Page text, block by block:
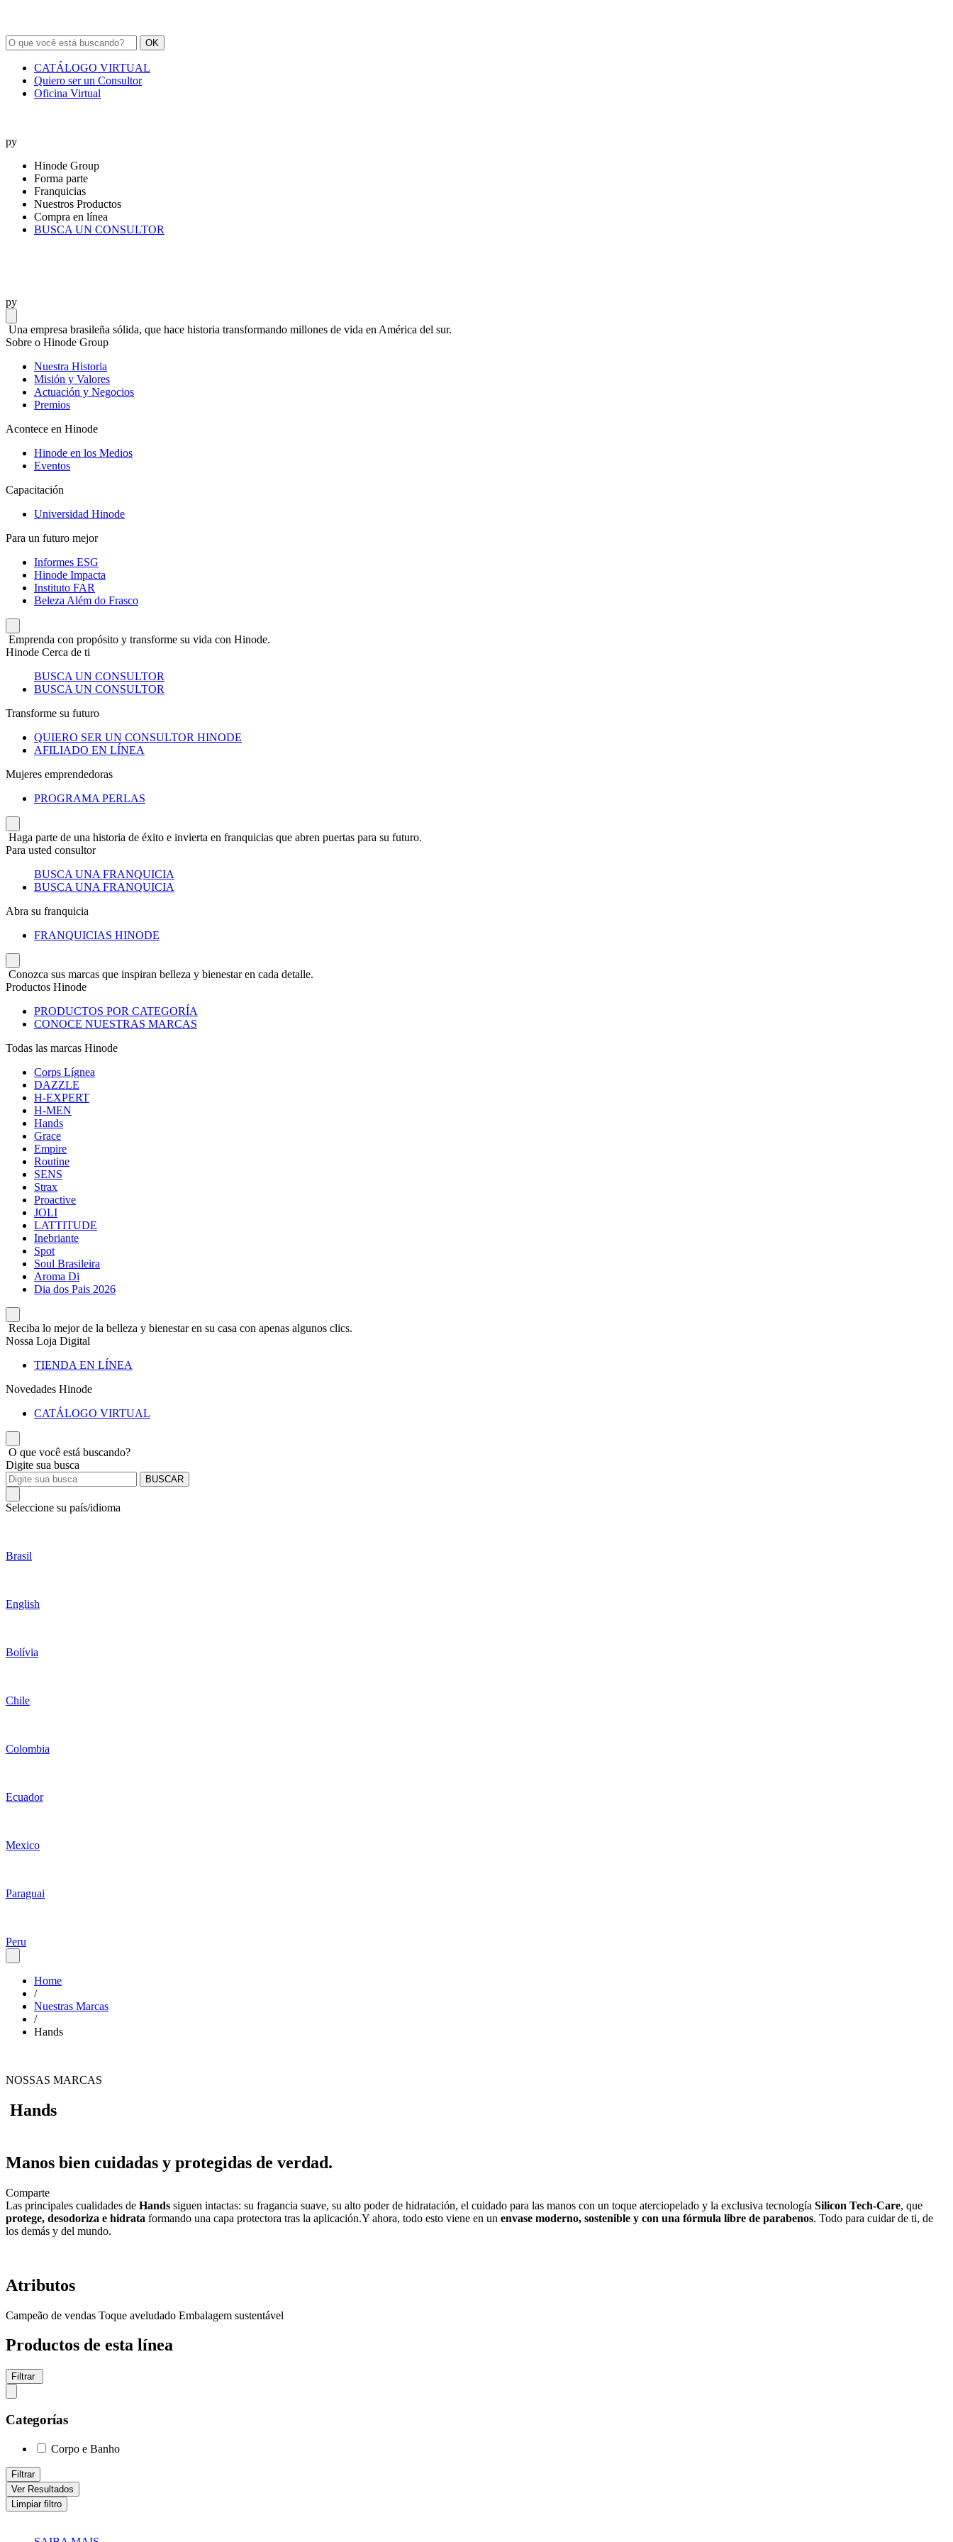
OK
CATÁLOGO VIRTUAL
Quiero ser un Consultor
Oficina Virtual
py
Hinode Group
Forma parte
Franquicias
Nuestros Productos
Compra en línea
BUSCA UN CONSULTOR
py
Una empresa brasileña sólida, que hace historia transformando millones de vida en América del sur.
Sobre o Hinode Group
Nuestra Historia
Misión y Valores
Actuación y Negocios
Premios
Acontece en Hinode
Hinode en los Medios
Eventos
Capacitación
Universidad Hinode
Para un futuro mejor
Informes ESG
Hinode Impacta
Instituto FAR
Beleza Além do Frasco
Emprenda con propósito y transforme su vida con Hinode.
Hinode Cerca de ti
BUSCA UN CONSULTOR
BUSCA UN CONSULTOR
Transforme su futuro
QUIERO SER UN CONSULTOR HINODE
AFILIADO EN LÍNEA
Mujeres emprendedoras
PROGRAMA PERLAS
Haga parte de una historia de éxito e invierta en franquicias que abren puertas para su futuro.
Para usted consultor
BUSCA UNA FRANQUICIA
BUSCA UNA FRANQUICIA
Abra su franquicia
FRANQUICIAS HINODE
Conozca sus marcas que inspiran belleza y bienestar en cada detalle.
Productos Hinode
PRODUCTOS POR CATEGORÍA
CONOCE NUESTRAS MARCAS
Todas las marcas Hinode
Corps Lígnea
DAZZLE
H-EXPERT
H-MEN
Hands
Grace
Empire
Routine
SENS
Strax
Proactive
JOLI
LATTITUDE
Inebriante
Spot
Soul Brasileira
Aroma Di
Dia dos Pais 2026
Reciba lo mejor de la belleza y bienestar en su casa con apenas algunos clics.
Nossa Loja Digital
TIENDA EN LÍNEA
Novedades Hinode
CATÁLOGO VIRTUAL
O que você está buscando?
Digite sua busca
BUSCAR
Seleccione su país/idioma
Brasil
English
Bolívia
Chile
Colombia
Ecuador
Mexico
Paraguai
Peru
Home
/
Nuestras Marcas
/
Hands
NOSSAS MARCAS
Hands
Manos bien cuidadas y protegidas de verdad.
Comparte
Las principales cualidades de Hands siguen intactas: su fragancia suave, su alto poder de hidratación, el cuidado para las manos con un toque aterciopelado y la exclusiva tecnología Silicon Tech-Care, que
protege, desodoriza e hidrata formando una capa protectora tras la aplicación.Y ahora, todo esto viene en un envase moderno, sostenible y con una fórmula libre de parabenos. Todo para cuidar de ti, de
los demás y del mundo.
Atributos
Campeão de vendas Toque aveludado Embalagem sustentável
Productos de esta línea
Filtrar
Categorías
Corpo e Banho
Filtrar
Ver Resultados
Limpiar filtro